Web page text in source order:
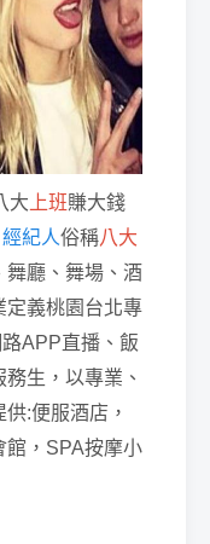
大 上班賺大錢
經紀人俗稱八大
舞廳、舞場、酒
定義桃園台北專
路APP直播、飯
生，以專業、
:便服酒店，
館，SPA按摩小